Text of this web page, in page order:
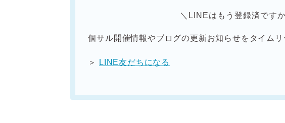
＼LINEはもう登録済です
個サル開催情報やブログの更新お知らせをタイムリ
＞ LINE友だちになる